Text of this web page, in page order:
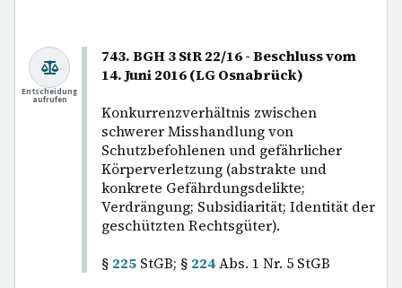
743. BGH 3 StR 22/16 - Beschluss vom
14. Juni 2016 (LG Osnabrück)
Konkurrenzverhältnis zwischen
schwerer Misshandlung von
Schutzbefohlenen und gefährlicher
Körperverletzung (abstrakte und
konkrete Gefährdungsdelikte;
Verdrängung; Subsidiarität; Identität der
geschützten Rechtsgüter).
§ 225 StGB; § 224Abs. 1 Nr. 5 StGB
Entscheidung
aufrufen